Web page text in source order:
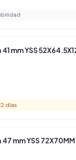
mm YSS
días
mm YSS 72X70MM